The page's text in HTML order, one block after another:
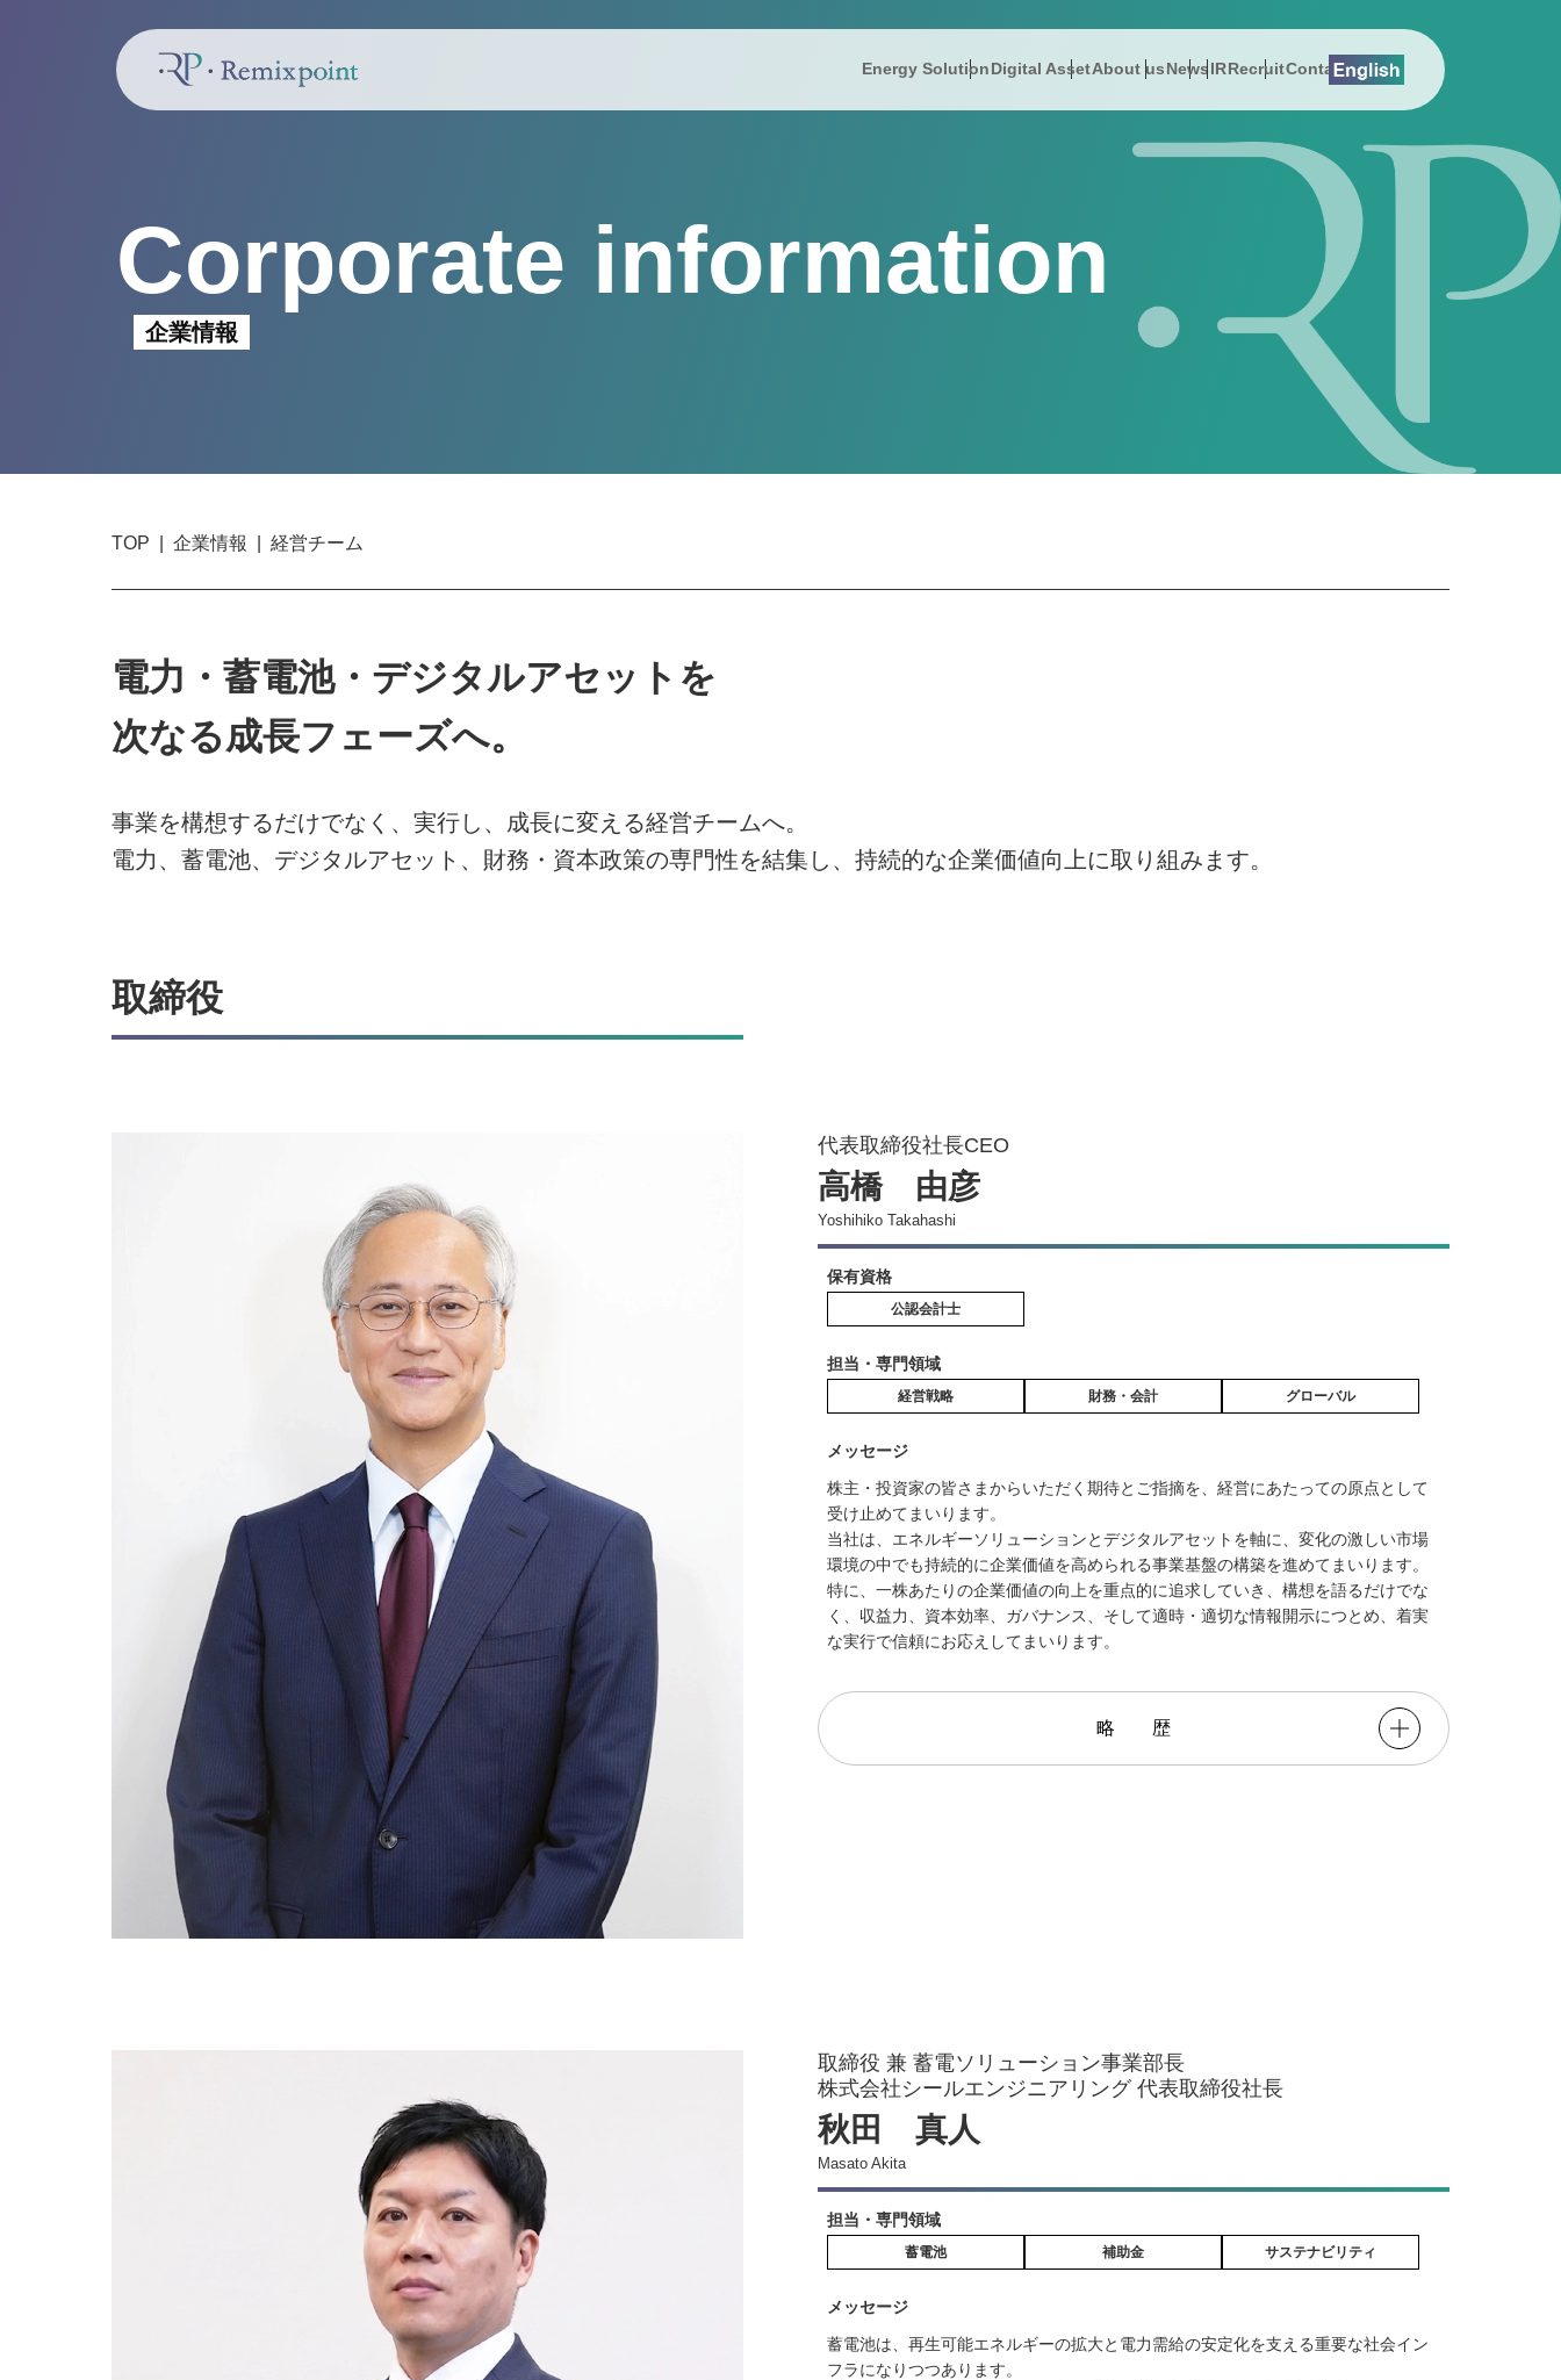
Energy Solution
蓄電ソリューション
補助金支援コンサルティング事業
EMSエネマネ
ZEBプランナー
ReafCoreX
Remix Battery
GROWATT
Digital Asset
Digital Asset
暗号資産ニュース
About us
会社概要
沿革
サステナビリティ
女性活躍推進
子会社（シールエンジニアリング）
News
プレスリリース
動画ギャラリー
IR
財務ハイライト
株主総会関連資料
電子公告
RecruitContact
IR information
Company Overview
Corporate information
企業情報
TOP 企業情報 経営チーム
電力・蓄電池・デジタルアセットを
次なる成長フェーズへ。
事業を構想するだけでなく、実行し、成長に変える経営チームへ。
電力、蓄電池、デジタルアセット、財務・資本政策の専門性を結集し、持続的な企業価値向上に取り組みます。
取締役
代表取締役社長CEO
高橋 由彦
Yoshihiko Takahashi
保有資格
公認会計士
担当・専門領域
経営戦略 財務・会計 グローバル
メッセージ
株主・投資家の皆さまからいただく期待とご指摘を、経営にあたっての原点として
受け止めてまいります。
当社は、エネルギーソリューションとデジタルアセットを軸に、変化の激しい市場
環境の中でも持続的に企業価値を高められる事業基盤の構築を進めてまいります。
特に、一株あたりの企業価値の向上を重点的に追求していき、構想を語るだけでな
く、収益力、資本効率、ガバナンス、そして適時・適切な情報開示につとめ、着実
な実行で信頼にお応えしてまいります。
略歴
取締役 兼 蓄電ソリューション事業部長
株式会社シールエンジニアリング 代表取締役社長
秋田 真人
Masato Akita
担当・専門領域
蓄電池 補助金 サステナビリティ
メッセージ
蓄電池は、再生可能エネルギーの拡大と電力需給の安定化を支える重要な社会イン
フラになりつつあります。